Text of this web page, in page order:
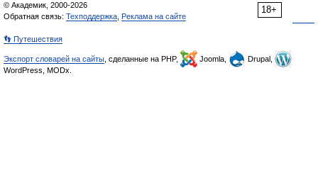
18+
© Академик, 2000-2026
Обратная связь: Техподдержка Реклама на сайте
👣 Путешествия
Экспорт словарей на сайты , сделанные на PHP, Joomla,
Drupal,
WordPress, MODx.